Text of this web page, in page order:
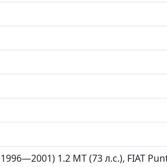
1.2 MT (73 л.с.), FIAT